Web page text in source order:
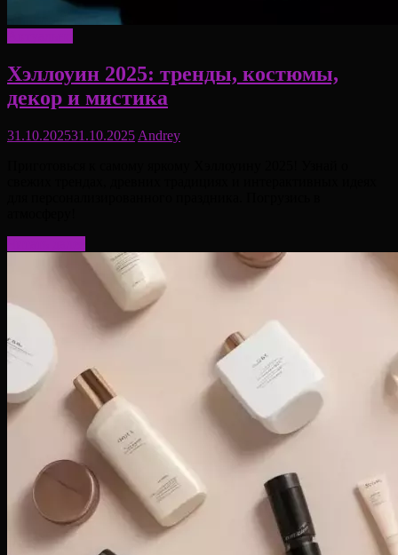
Хэллоуин 2025: тренды, костюмы,
декор и мистика
31.10.202531.10.2025 Andrey